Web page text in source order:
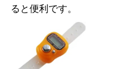
ると便利です。